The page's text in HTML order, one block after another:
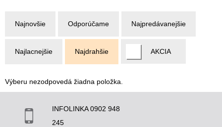
Najnovšie Odporúčame Najpredávanejšie
Najlacnejšie Najdrahšie AKCIA
Výberu nezodpovedá žiadna položka.
INFOLINKA 0902 948
245